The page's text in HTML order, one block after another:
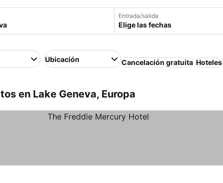
Entrada/salida
Elige las fechas
Ubicación Cancelación gratuita Hoteles
en Lake Geneva, Europa